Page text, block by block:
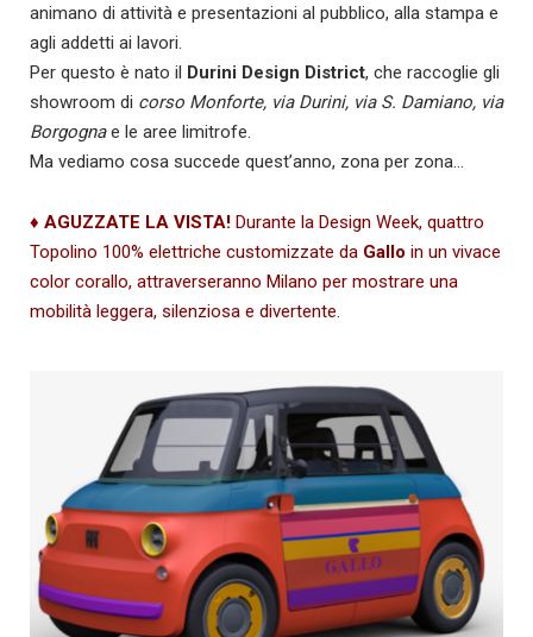
animano di attività e presentazioni al pubblico, alla stampa e
agli addetti ai lavori.
Per questo è nato il Durini Design District, che raccoglie gli
showroom di corso Monforte, via Durini, via S. Damiano, via
Borgognae le aree limitrofe.
Ma vediamo cosa succede quest’anno, zona per zona…
♦ AGUZZATE LA VISTA! Durante la Design Week, quattro
Topolino 100% elettriche customizzate da Gallo in un vivace
color corallo, attraverseranno Milano per mostrare una
mobilità leggera, silenziosa e divertente.